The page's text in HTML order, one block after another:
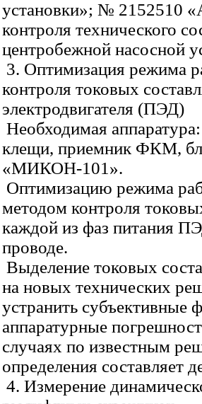
установки»; № 2152510
контроля технического
центробежной насосной
3. Оптимизация режима
контроля токовых
электродвигателя (ПЭД)
Необходимая
клещи, приемник ФКМ,
«МИКОН-101».
Оптимизацию режима
методом контроля
каждой из фаз питания
проводе.
Выделение токовых
на новых технических
устранить субъективные
аппаратурные
случаях по известным
определения составляет
4. Измерение